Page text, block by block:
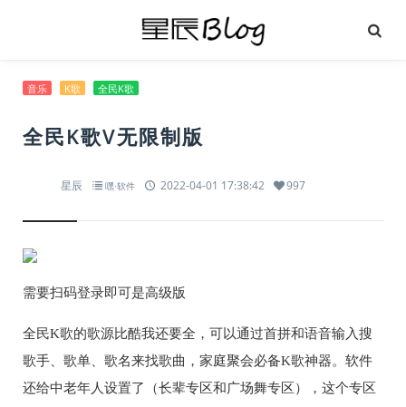
音乐 K歌 全民K歌
全民K歌V无限制版
星辰 嘿·软件 2022-04-01 17:38:42 997
需要扫码登录即可是高级版
全民K歌的歌源比酷我还要全，可以通过首拼和语音输入搜
歌手、歌单、歌名来找歌曲，家庭聚会必备K歌神器。软件
还给中老年人设置了（长辈专区和广场舞专区），这个专区